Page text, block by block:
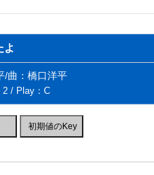
よ
/曲：橋口洋平
2 / Play：C